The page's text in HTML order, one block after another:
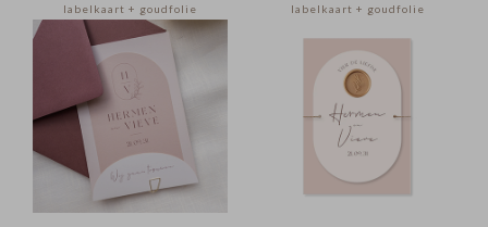
labelkaart + goudfolie labelkaart + goudfolie